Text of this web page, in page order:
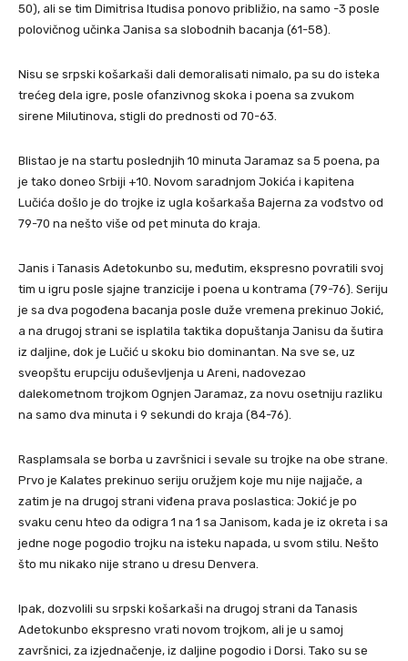
50), ali se tim Dimitrisa Itudisa ponovo približio, na samo -3 posle
polovičnog učinka Janisa sa slobodnih bacanja (61-58).
Nisu se srpski košarkaši dali demoralisati nimalo, pa su do isteka
trećeg dela igre, posle ofanzivnog skoka i poena sa zvukom
sirene Milutinova, stigli do prednosti od 70-63.
Blistao je na startu poslednjih 10 minuta Jaramaz sa 5 poena, pa
je tako doneo Srbiji +10. Novom saradnjom Jokića i kapitena
Lučića došlo je do trojke iz ugla košarkaša Bajerna za vođstvo od
79-70 na nešto više od pet minuta do kraja.
Janis i Tanasis Adetokunbo su, međutim, ekspresno povratili svoj
tim u igru posle sjajne tranzicije i poena u kontrama (79-76). Seriju
je sa dva pogođena bacanja posle duže vremena prekinuo Jokić,
a na drugoj strani se isplatila taktika dopuštanja Janisu da šutira
iz daljine, dok je Lučić u skoku bio dominantan. Na sve se, uz
sveopštu erupciju oduševljenja u Areni, nadovezao
dalekometnom trojkom Ognjen Jaramaz, za novu osetniju razliku
na samo dva minuta i 9 sekundi do kraja (84-76).
Rasplamsala se borba u završnici i sevale su trojke na obe strane.
Prvo je Kalates prekinuo seriju oružjem koje mu nije najjače, a
zatim je na drugoj strani viđena prava poslastica: Jokić je po
svaku cenu hteo da odigra 1 na 1 sa Janisom, kada je iz okreta i sa
jedne noge pogodio trojku na isteku napada, u svom stilu. Nešto
što mu nikako nije strano u dresu Denvera.
Ipak, dozvolili su srpski košarkaši na drugoj strani da Tanasis
Adetokunbo ekspresno vrati novom trojkom, ali je u samoj
završnici, za izjednačenje, iz daljine pogodio i Dorsi. Tako su se